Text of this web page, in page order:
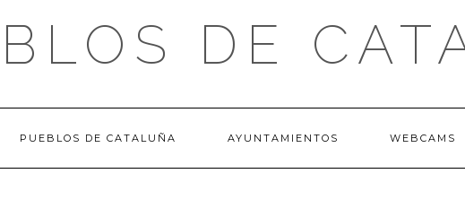
DE
PUEBLOS DE CATALUÑA AYUNTAMIENTOS WEBCAMS